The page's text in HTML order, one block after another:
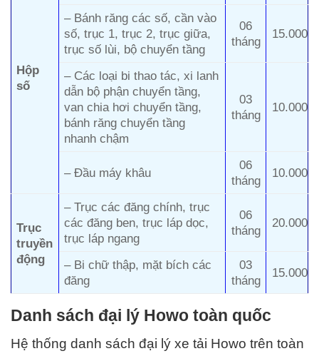
Hộp
số
– Bánh răng các số, cần vào
số, trục 1, trục 2, trục giữa,
trục số lùi, bộ chuyển tầng
06
tháng
15.000
– Các loại bi thao tác, xi lanh
dẫn bộ phận chuyển tầng,
van chia hơi chuyển tầng,
bánh răng chuyển tầng
nhanh chậm
03
tháng
10.000
– Đầu máy khâu
06
tháng
10.000
Trục
truyền
động
– Trục các đăng chính, trục
các đăng ben, trục láp dọc,
trục láp ngang
06
tháng
20.000
– Bi chữ thập, mặt bích các
đăng
03
tháng
15.000
Danh sách đại lý Howo toàn quốc
Hệ thống danh sách đại lý xe tải Howo trên toàn